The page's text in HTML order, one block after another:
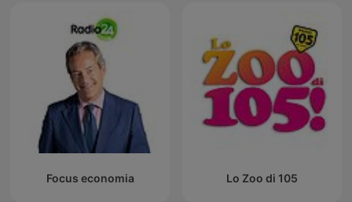
Focus economia Lo Zoo di 105